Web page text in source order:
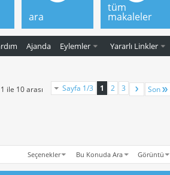
Ajanda Eylemler Yararlı Linkler
ara
tüm
makaleler
Sayfa 1/3 1 2 3 Son
ile 10 arası
Seçenekler Bu Konuda Ara Görüntü